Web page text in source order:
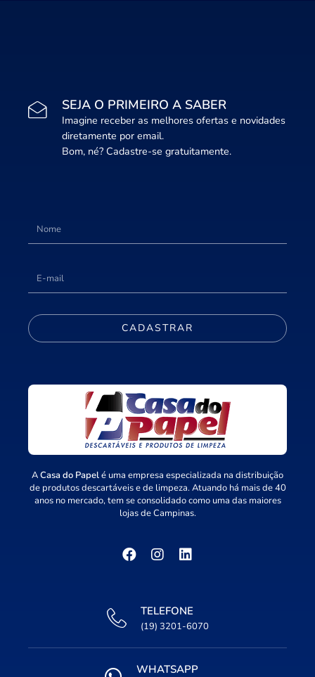
SEJA O PRIMEIRO A SABER
Imagine receber as melhores ofertas e novidades
diretamente por email.
Bom, né? Cadastre-se gratuitamente.
CADASTRAR
ACasa do Papelé uma empresa especializada na distribuição
de produtos descartáveis e de limpeza. Atuando há mais de 40
anos no mercado, tem se consolidado como uma das maiores
lojas de Campinas.
TELEFONE
(19) 3201-6070
WHATSAPP